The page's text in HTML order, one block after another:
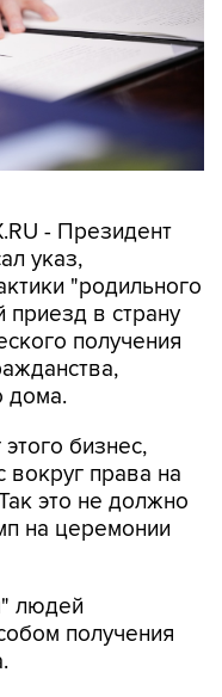
- Президент
указ,
"родильного
в страну
получения
дома.
бизнес,
вокруг права на
это не должно
на церемонии
людей
получения